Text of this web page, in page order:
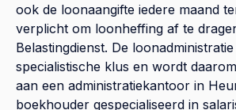
ook de loonaangifte iedere maand
verplicht om loonheffing af te
Belastingdienst. De
specialistische klus en wordt
aan een administratiekantoor in
boekhouder gespecialiseerd in